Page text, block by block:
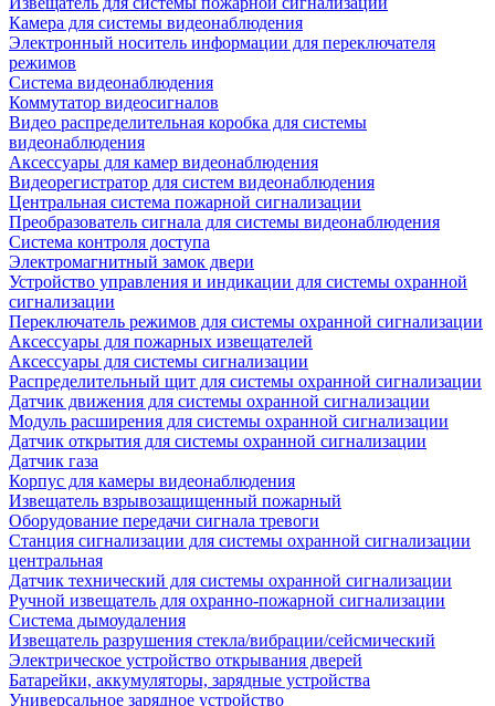
Камера для системы видеонаблюдения
Электронный носитель информации для переключателя
режимов
Система видеонаблюдения
Коммутатор видеосигналов
Видео распределительная коробка для системы
видеонаблюдения
Аксессуары для камер видеонаблюдения
Видеорегистратор для систем видеонаблюдения
Центральная система пожарной сигнализации
Преобразователь сигнала для системы видеонаблюдения
Система контроля доступа
Электромагнитный замок двери
Устройство управления и индикации для системы охранной
сигнализации
Переключатель режимов для системы охранной сигнализации
Аксессуары для пожарных извещателей
Аксессуары для системы сигнализации
Распределительный щит для системы охранной сигнализации
Датчик движения для системы охранной сигнализации
Модуль расширения для системы охранной сигнализации
Датчик открытия для системы охранной сигнализации
Датчик газа
Корпус для камеры видеонаблюдения
Извещатель взрывозащищенный пожарный
Оборудование передачи сигнала тревоги
Станция сигнализации для системы охранной сигнализации
центральная
Датчик технический для системы охранной сигнализации
Ручной извещатель для охранно-пожарной сигнализации
Система дымоудаления
Извещатель разрушения стекла/вибрации/сейсмический
Электрическое устройство открывания дверей
Батарейки, аккумуляторы, зарядные устройства
Универсальное зарядное устройство